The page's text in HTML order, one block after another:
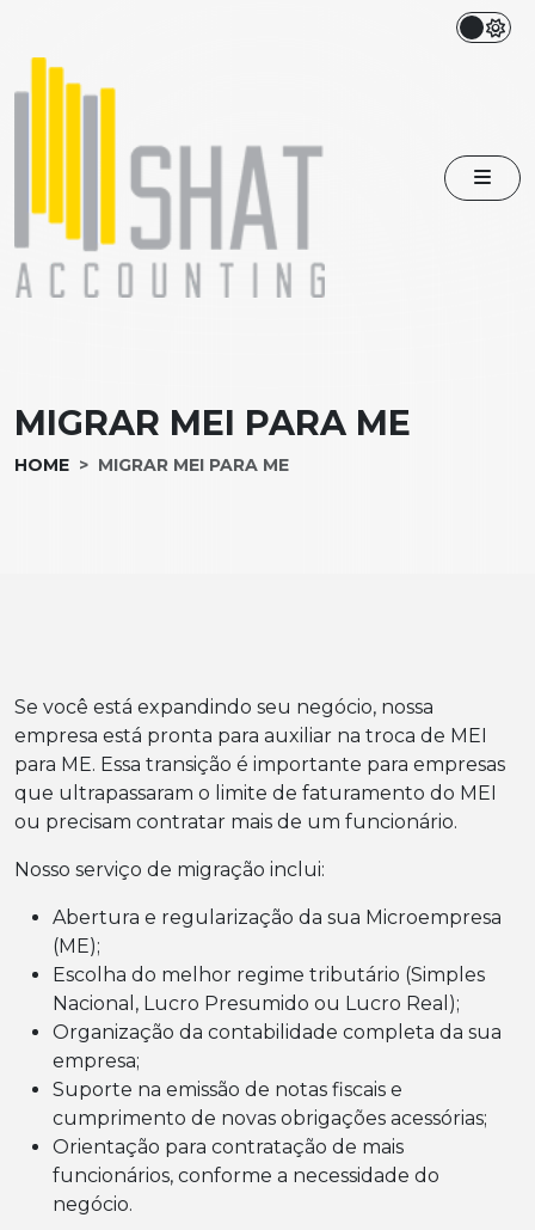
MIGRAR MEI PARA ME
HOME MIGRAR MEI PARA ME
Se você está expandindo seu negócio, nossa
empresa está pronta para auxiliar na troca de MEI
para ME. Essa transição é importante para empresas
que ultrapassaram o limite de faturamento do MEI
ou precisam contratar mais de um funcionário.
Nosso serviço de migração inclui:
Abertura e regularização da sua Microempresa
(ME);
Escolha do melhor regime tributário (Simples
Nacional, Lucro Presumido ou Lucro Real);
Organização da contabilidade completa da sua
empresa;
Suporte na emissão de notas fiscais e
cumprimento de novas obrigações acessórias;
Orientação para contratação de mais
funcionários, conforme a necessidade do
negócio.